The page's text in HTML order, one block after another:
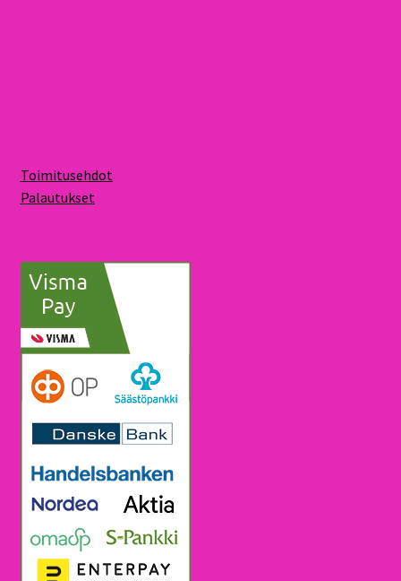
Toimitusehdot
Palautukset